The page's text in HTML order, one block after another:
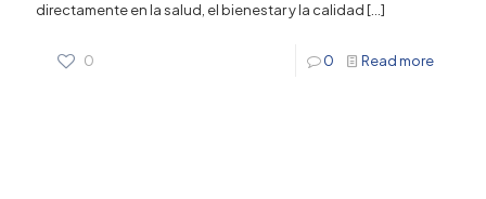
directamente en la salud, el bienestar y la calidad […]
0 0 Read more